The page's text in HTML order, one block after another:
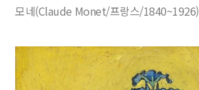
모네(Claude Monet/프랑스/1840~1926)